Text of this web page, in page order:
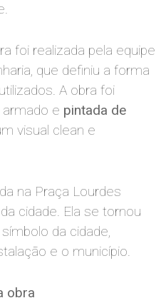
foi realizada pela equipe
que definiu a forma
A obra foi
e pintada de
visual clean e
na Praça Lourdes
cidade. Ela se tornou
da cidade,
e o município.
obra